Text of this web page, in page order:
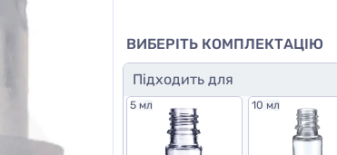
ВИБЕРІТЬ КОМПЛЕКТАЦІЮ
Підходить для
5 мл 10 мл